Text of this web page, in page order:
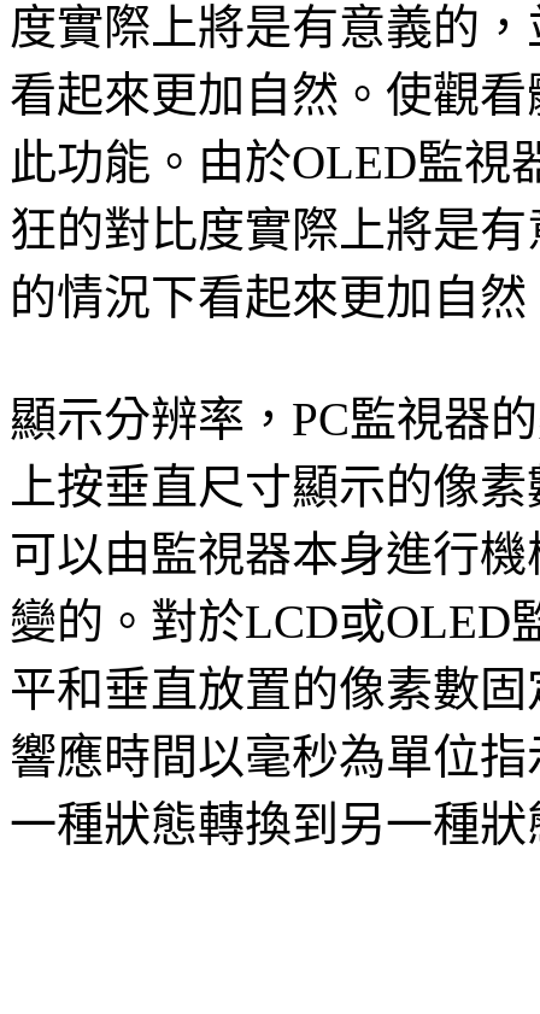
度實際上將是有意義的
看起來更加自然。使觀
此功能。由於OLED監視
狂的對比度實際上將是
的情況下看起來更加自然
顯示分辨率，PC監視器
上按垂直尺寸顯示的像
可以由監視器本身進行
變的。對於LCD或OLED
平和垂直放置的像素數
響應時間以毫秒為單位
一種狀態轉換到另一種